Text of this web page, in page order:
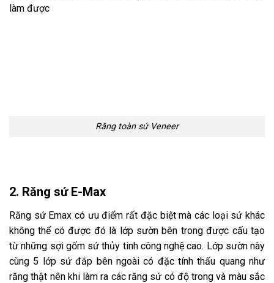
làm được
Răng toàn sứ Veneer
2. Răng sứ E-Max
Răng sứ Emax có ưu điểm rất đặc biệt mà các loại sứ khác
không thể có được đó là lớp sườn bên trong được cấu tạo
từ những sợi gốm sứ thủy tinh công nghệ cao. Lớp sườn này
cùng 5 lớp sứ đắp bên ngoài có đặc tính thấu quang như
răng thật nên khi làm ra các răng sứ có độ trong và màu sắc